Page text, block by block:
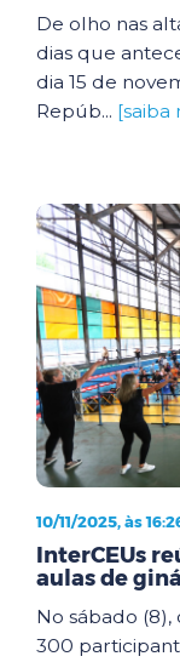
De olho nas
dias que
dia 15 de
Repúb... [saiba
10/11/2025, às
InterCEUs
aulas de
No sábado
300